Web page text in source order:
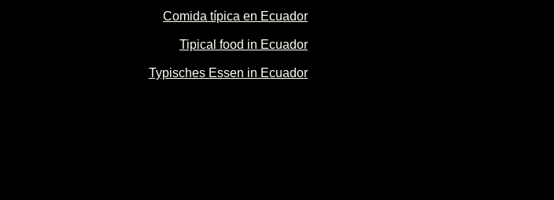
Comida típica en Ecuador
Tipical food in Ecuador
Typisches Essen in Ecuador